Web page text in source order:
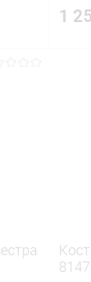
1